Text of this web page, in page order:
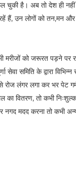
चुकी है। अब तो देश ही नहीं
हैं, उन लोगों को तन,मन
मरीजों को जरूरत पड़ने पर
समिति के द्वारा विभिन्न
रोज लंगर लगा कर भर पेट
का वितरण, तो कभी निःशुल्क
नगद मदद करना तो कभी